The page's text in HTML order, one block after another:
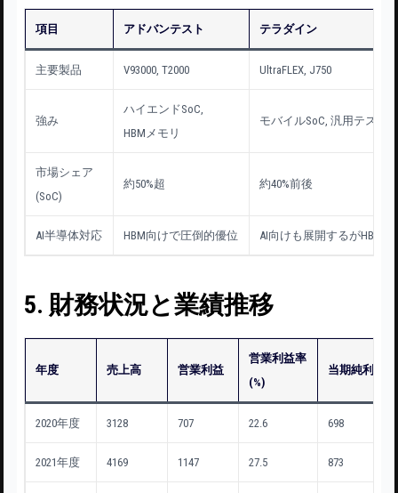
項目 アドバンテスト テラダイン
主要製品 V93000, T2000 UltraFLEX, J750
強み
ハイエンドSoC,
HBMメモリ
モバイルSoC, 汎用テスタ
市場シェア
(SoC)
約50%超 約40%前後
AI半導体対応 HBM向けで圧倒的優位 AI向けも展開するがHBMは
5. 財務状況と業績推移
年度 売上高 営業利益
営業利益率
(%)
当期純利益
2020年度 3128 707 22.6 698
2021年度 4169 1147 27.5 873